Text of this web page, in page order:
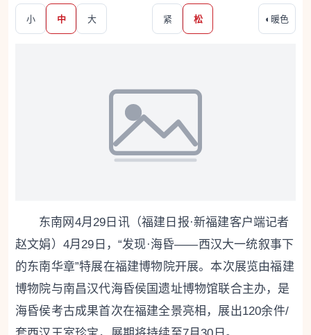
小 中 大 紧 松 ◐ 暖色
东南网4月29日讯（福建日报·新福建客户端记者
赵文娟）4月29日，“发现·海昏——西汉大一统叙事下
的东南华章”特展在福建博物院开展。本次展览由福建
博物院与南昌汉代海昏侯国遗址博物馆联合主办，是
海昏侯考古成果首次在福建全景亮相，展出120余件/